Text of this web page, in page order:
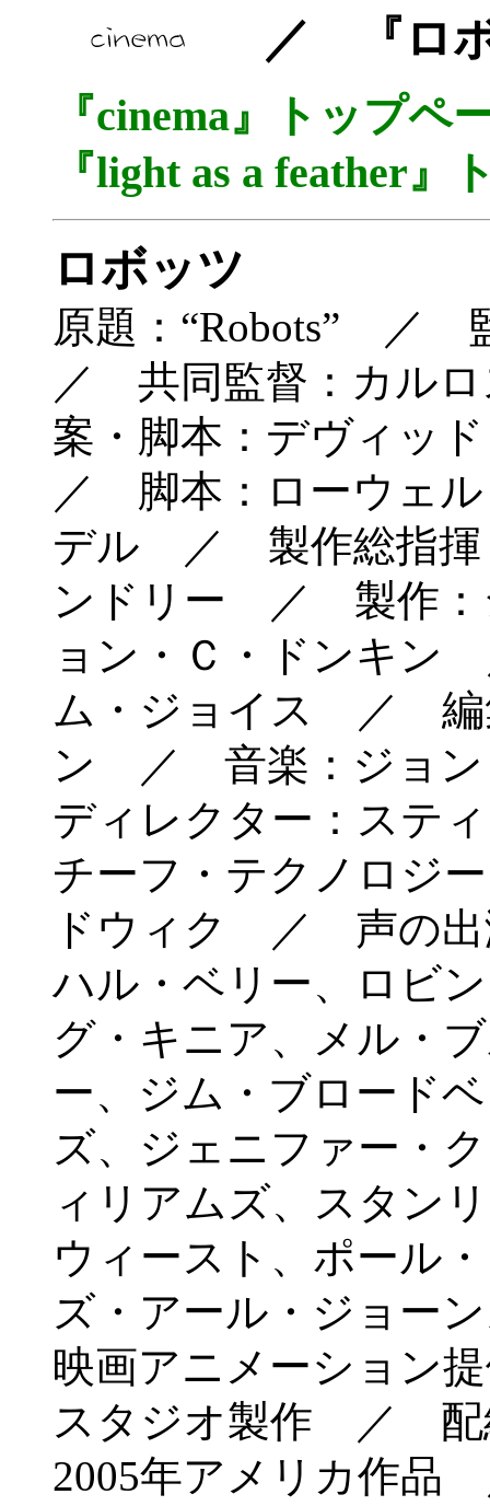
／ 『ロ
『cinema』トップペ
『light as a feather
ロボッツ
原題：“Robots” ／
／ 共同監督：カル
案・脚本：デヴィッ
／ 脚本：ローウェ
デル ／ 製作総指揮
ンドリー ／ 製作：
ョン・Ｃ・ドンキ
ム・ジョイス ／ 編
ン ／ 音楽：ジョ
ディレクター：ス
チーフ・テクノロジ
ドウィク ／ 声の出
ハル・ベリー、ロビ
グ・キニア、メル・
ー、ジム・ブロード
ズ、ジェニファー・
ィリアムズ、スタン
ウィースト、ポール
ズ・アール・ジョー
映画アニメーション
スタジオ製作 ／ 配
2005年アメリカ作